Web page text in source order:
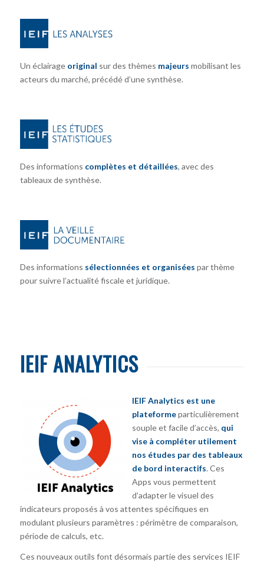
Un éclairage original sur des thèmes majeurs mobilisant les
acteurs du marché, précédé d’une synthèse.
Des informations complètes et détaillées, avec des
tableaux de synthèse.
Des informations sélectionnées et organisées par thème
pour suivre l’actualité fiscale et juridique.
IEIF ANALYTICS
IEIF Analytics est une
plateformeparticulièrement
souple et facile d’accès, qui
vise à compléter utilement
nos études par des tableaux
de bord interactifs. Ces
Apps vous permettent
d’adapter le visuel des
indicateurs proposés à vos attentes spécifiques en
modulant plusieurs paramètres : périmètre de comparaison,
période de calculs, etc.
Ces nouveaux outils font désormais partie des services IEIF